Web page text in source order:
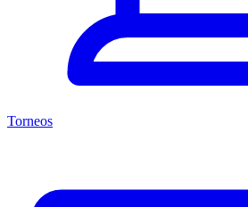
Torneos